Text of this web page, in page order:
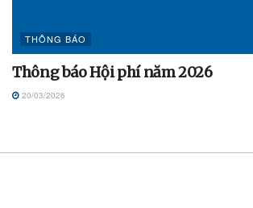
THÔNG BÁO
Thông báo Hội phí năm 2026
20/03/2026